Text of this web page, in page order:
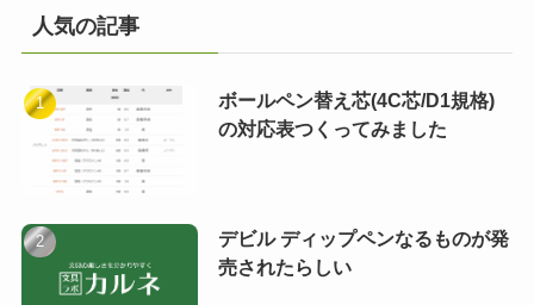
人気の記事
ボールペン替え芯(4C芯/D1規格)
の対応表つくってみました
デビル ディップペンなるものが発
売されたらしい